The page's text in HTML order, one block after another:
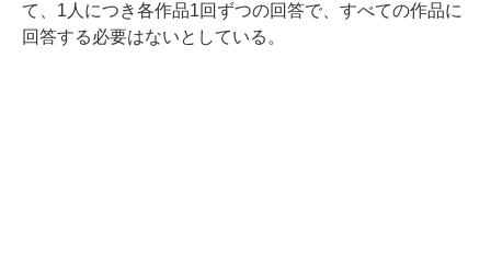
て、1人につき各作品1回ずつの回答で、すべての作品に
回答する必要はないとしている。